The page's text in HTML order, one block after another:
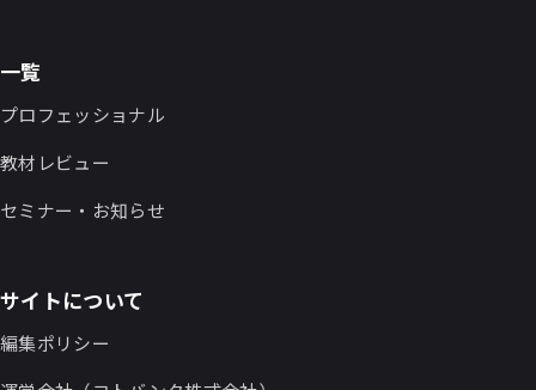
一覧
プロフェッショナル
教材レビュー
セミナー・お知らせ
サイトについて
編集ポリシー